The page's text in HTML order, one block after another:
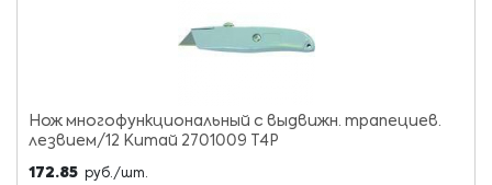
Нож многофункциональный с выдвижн. трапециев.
лезвием/12 Китай 2701009 Т4Р
172.85 руб./шт.